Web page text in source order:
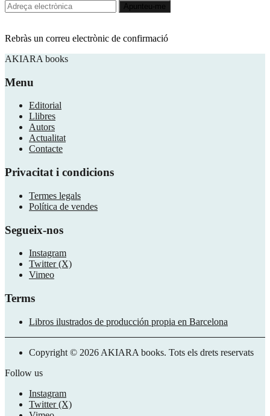
Rebràs un correu electrònic de confirmació
AKIARA books
Menu
Editorial
Llibres
Autors
Actualitat
Contacte
Privacitat i condicions
​Termes legals
Política de vendes
Segueix-nos
Instagram
Twitter (X)
Vimeo
Terms
Libros ilustrados de producción propia en Barcelona
Copyright © 2026 AKIARA books. Tots els drets reservats
Follow us
Instagram
Twitter (X)